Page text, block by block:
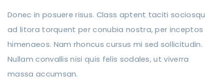
Donec in posuere risus. Class aptent taciti sociosqu
ad litora torquent per conubia nostra, per inceptos
himenaeos. Nam rhoncus cursus mi sed sollicitudin.
Nullam convallis nisi quis felis sodales, ut viverra
massa accumsan.